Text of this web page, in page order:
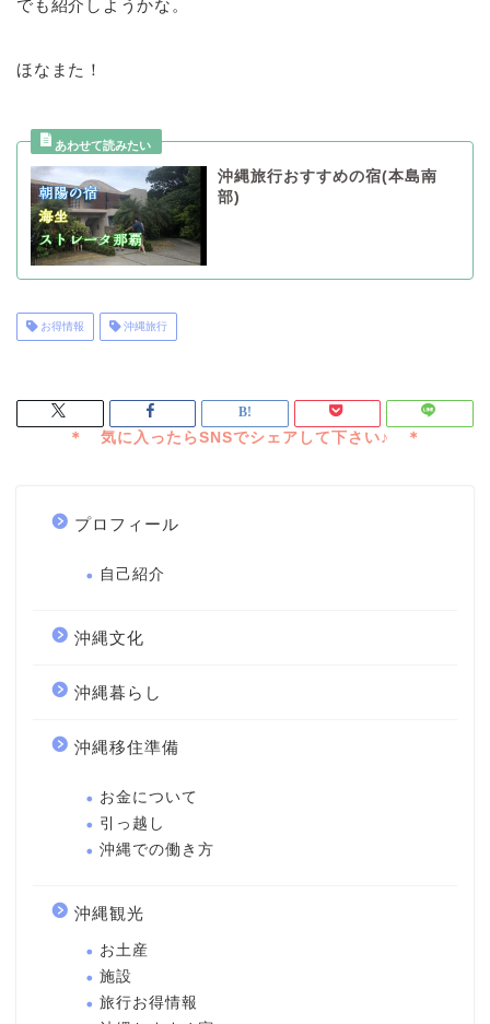
でも紹介しようかな。
ほなまた！
沖縄旅行おすすめの宿(本島南
部)
お得情報 沖縄旅行
プロフィール
自己紹介
沖縄文化
沖縄暮らし
沖縄移住準備
お金について
引っ越し
沖縄での働き方
沖縄観光
お土産
施設
旅行お得情報